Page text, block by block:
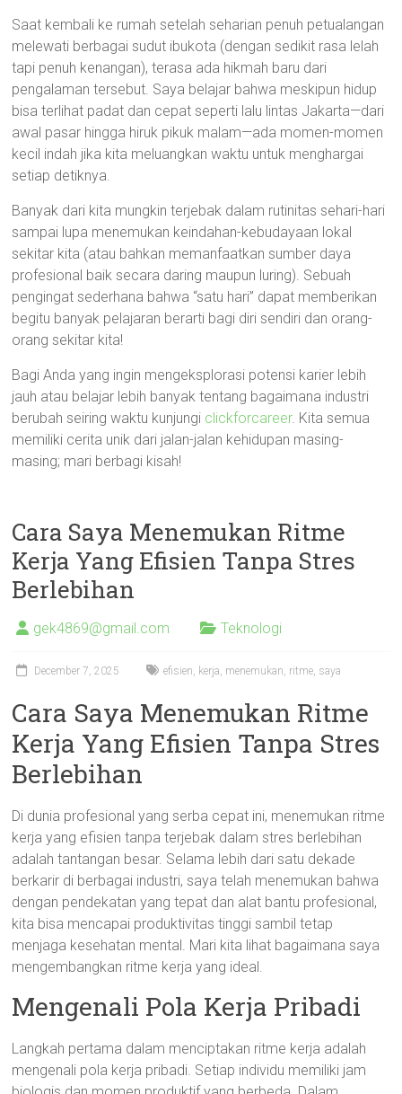
Saat kembali ke rumah setelah seharian penuh petualangan
melewati berbagai sudut ibukota (dengan sedikit rasa lelah
tapi penuh kenangan), terasa ada hikmah baru dari
pengalaman tersebut. Saya belajar bahwa meskipun hidup
bisa terlihat padat dan cepat seperti lalu lintas Jakarta—dari
awal pasar hingga hiruk pikuk malam—ada momen-momen
kecil indah jika kita meluangkan waktu untuk menghargai
setiap detiknya.
Banyak dari kita mungkin terjebak dalam rutinitas sehari-hari
sampai lupa menemukan keindahan-kebudayaan lokal
sekitar kita (atau bahkan memanfaatkan sumber daya
profesional baik secara daring maupun luring). Sebuah
pengingat sederhana bahwa “satu hari” dapat memberikan
begitu banyak pelajaran berarti bagi diri sendiri dan orang-
orang sekitar kita!
Bagi Anda yang ingin mengeksplorasi potensi karier lebih
jauh atau belajar lebih banyak tentang bagaimana industri
berubah seiring waktu kunjungi clickforcareer. Kita semua
memiliki cerita unik dari jalan-jalan kehidupan masing-
masing; mari berbagi kisah!
Cara Saya Menemukan Ritme
Kerja Yang Efisien Tanpa Stres
Berlebihan
gek4869@gmail.com Teknologi
December 7, 2025 efisien, kerja, menemukan, ritme, saya
Cara Saya Menemukan Ritme
Kerja Yang Efisien Tanpa Stres
Berlebihan
Di dunia profesional yang serba cepat ini, menemukan ritme
kerja yang efisien tanpa terjebak dalam stres berlebihan
adalah tantangan besar. Selama lebih dari satu dekade
berkarir di berbagai industri, saya telah menemukan bahwa
dengan pendekatan yang tepat dan alat bantu profesional,
kita bisa mencapai produktivitas tinggi sambil tetap
menjaga kesehatan mental. Mari kita lihat bagaimana saya
mengembangkan ritme kerja yang ideal.
Mengenali Pola Kerja Pribadi
Langkah pertama dalam menciptakan ritme kerja adalah
mengenali pola kerja pribadi. Setiap individu memiliki jam